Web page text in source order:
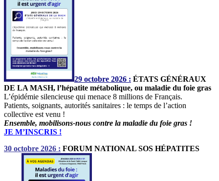
29 octobre 2026 : ÉTATS GÉNÉRAUX
DE LA MASH, l’hépatite métabolique, ou maladie du foie gras
L’épidémie silencieuse qui menace 8 millions de Français.
Patients, soignants, autorités sanitaires : le temps de l’action
collective est venu !
Ensemble, mobilisons-nous contre la maladie du foie gras !
JE M’INSCRIS !
30 octobre 2026 : FORUM NATIONAL SOS HÉPATITES